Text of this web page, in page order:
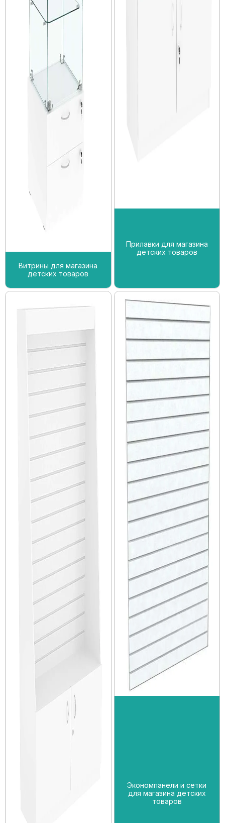
Витрины для магазина
детских товаров
Прилавки для магазина
детских товаров
Экономпанели и сетки
для магазина детских
товаров